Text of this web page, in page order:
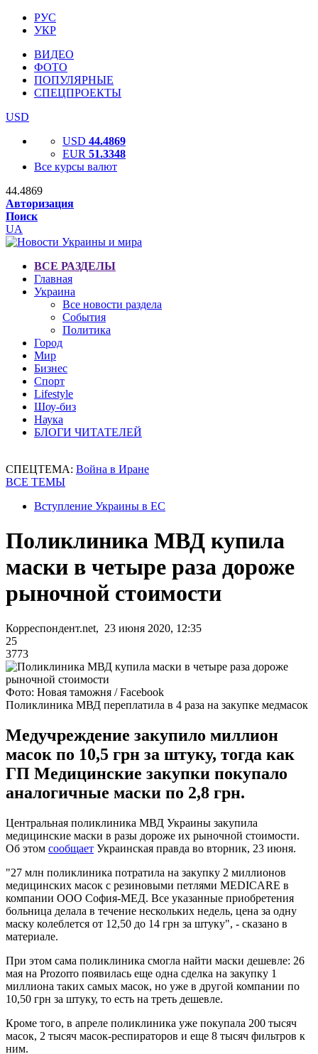
РУС
УКР
ВИДЕО
ФОТО
ПОПУЛЯРНЫЕ
СПЕЦПРОЕКТЫ
USD
USD 44.4869
EUR 51.3348
Все курсы валют
44.4869
Авторизация
Поиск
UA
ВСЕ РАЗДЕЛЫ
Главная
Украина
Все новости раздела
События
Политика
Город
Мир
Бизнес
Спорт
Lifestyle
Шоу-биз
Наука
БЛОГИ ЧИТАТЕЛЕЙ
СПЕЦТЕМА: Война в Иране
ВСЕ ТЕМЫ
Вступление Украины в ЕС
Поликлиника МВД купила
маски в четыре раза дороже
рыночной стоимости
Корреспондент.net, 23 июня 2020, 12:35
25
3773
Фото: Новая таможня / Facebook
Поликлиника МВД переплатила в 4 раза на закупке медмасок
Медучреждение закупило миллион
масок по 10,5 грн за штуку, тогда как
ГП Медицинские закупки покупало
аналогичные маски по 2,8 грн.
Центральная поликлиника МВД Украины закупила
медицинские маски в разы дороже их рыночной стоимости.
Об этом сообщает Украинская правда во вторник, 23 июня.
"27 млн поликлиника потратила на закупку 2 миллионов
медицинских масок с резиновыми петлями MEDICARE в
компании ООО София-МЕД. Все указанные приобретения
больница делала в течение нескольких недель, цена за одну
маску колеблется от 12,50 до 14 грн за штуку", - сказано в
материале.
При этом сама поликлиника смогла найти маски дешевле: 26
мая на Prozorro появилась еще одна сделка на закупку 1
миллиона таких самых масок, но уже в другой компании по
10,50 грн за штуку, то есть на треть дешевле.
Кроме того, в апреле поликлиника уже покупала 200 тысяч
масок, 2 тысяч масок-респираторов и еще 8 тысяч фильтров к
ним.